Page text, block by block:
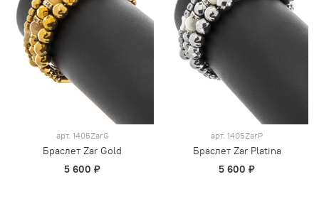
арт. 1405ZarG
Браслет Zar Gold
5 600 ₽
арт. 1405ZarP
Браслет Zar Platina
5 600 ₽